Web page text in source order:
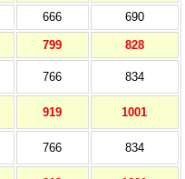
666 690
799 828
766 834
919 1001
766 834